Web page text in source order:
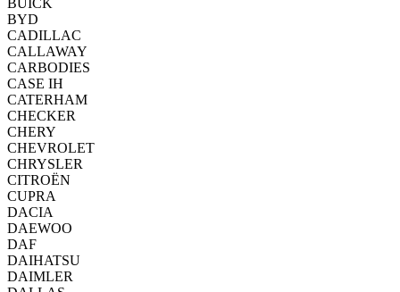
BUICK
BYD
CADILLAC
CALLAWAY
CARBODIES
CASE IH
CATERHAM
CHECKER
CHERY
CHEVROLET
CHRYSLER
CITROËN
CUPRA
DACIA
DAEWOO
DAF
DAIHATSU
DAIMLER